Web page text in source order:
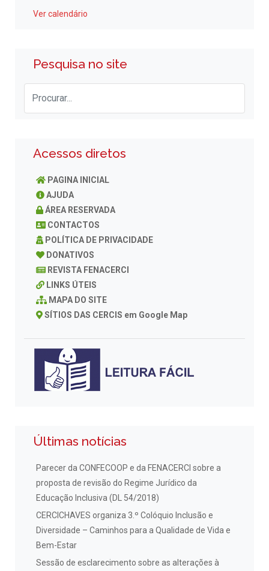
Ver calendário
Pesquisa no site
Acessos diretos
PAGINA INICIAL
AJUDA
ÁREA RESERVADA
CONTACTOS
POLÍTICA DE PRIVACIDADE
DONATIVOS
REVISTA FENACERCI
LINKS ÚTEIS
MAPA DO SITE
SÍTIOS DAS CERCIS em Google Map
Últimas notícias
Parecer da CONFECOOP e da FENACERCI sobre a
proposta de revisão do Regime Jurídico da
Educação Inclusiva (DL 54/2018)
CERCICHAVES organiza 3.º Colóquio Inclusão e
Diversidade – Caminhos para a Qualidade de Vida e
Bem-Estar
Sessão de esclarecimento sobre as alterações à